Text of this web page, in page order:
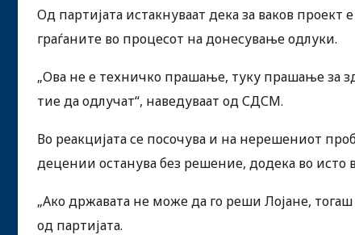
Од партијата истакнуваат дека за ваков
граѓаните во процесот на донесување одлуки.
„Ова не е техничко прашање, туку прашање за
тие да одлучат“, наведуваат од СДСМ.
Во реакцијата се посочува и на нерешениот
децении останува без решение, додека во исто
„Ако државата не може да го реши Лојане,
од партијата.